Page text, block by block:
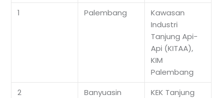
1
Palembang
Kawasan
Industri
Tanjung Api-
Api (KITAA),
KIM
Palembang
2
Banyuasin
KEK Tanjung